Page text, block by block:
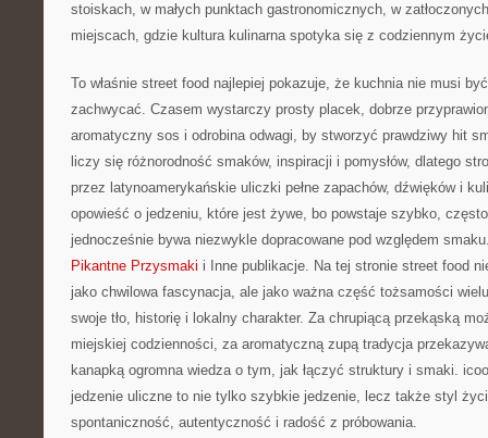
stoiskach, w małych punktach gastronomicznych, w
miejscach, gdzie kultura kulinarna spotyka się z codziennym
To właśnie street food najlepiej pokazuje, że kuchnia nie musi
zachwycać. Czasem wystarczy prosty placek, dobrze
aromatyczny sos i odrobina odwagi, by stworzyć prawdziwy hit
liczy się różnorodność smaków, inspiracji i pomysłów, dlatego
przez latynoamerykańskie uliczki pełne zapachów, dźwięków i
opowieść o jedzeniu, które jest żywe, bo powstaje szybko,
jednocześnie bywa niezwykle dopracowane pod względem
Pikantne Przysmaki i Inne publikacje. Na tej stronie street food
jako chwilowa fascynacja, ale jako ważna część tożsamości
swoje tło, historię i lokalny charakter. Za chrupiącą przekąską
miejskiej codzienności, za aromatyczną zupą tradycja
kanapką ogromna wiedza o tym, jak łączyć struktury i smaki.
jedzenie uliczne to nie tylko szybkie jedzenie, lecz także styl
spontaniczność, autentyczność i radość z próbowania.